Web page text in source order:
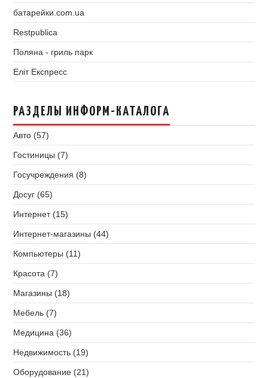
батарейки.com.ua
Restpublica
Поляна - гриль парк
Еліт Експресс
РАЗДЕЛЫ ИНФОРМ-КАТАЛОГА
Авто (57)
Гостиницы (7)
Госучреждения (8)
Досуг (65)
Интернет (15)
Интернет-магазины (44)
Компьютеры (11)
Красота (7)
Магазины (18)
Мебель (7)
Медицина (36)
Недвижимость (19)
Оборудование (21)